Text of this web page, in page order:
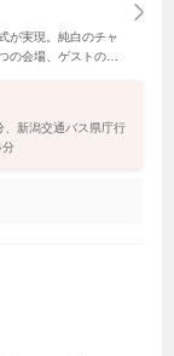
が実現。純白のチャ
の会場、ゲストのた
新潟交通バス県庁行
分